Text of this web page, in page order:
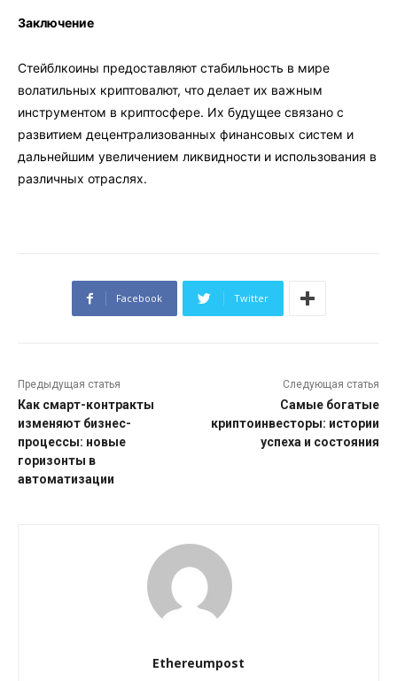
Заключение
Стейблкоины предоставляют стабильность в мире
волатильных криптовалют, что делает их важным
инструментом в криптосфере. Их будущее связано с
развитием децентрализованных финансовых систем и
дальнейшим увеличением ликвидности и использования в
различных отраслях.
Facebook Twitter
Предыдущая статья
Как смарт-контракты
изменяют бизнес-
процессы: новые
горизонты в
автоматизации
Следующая статья
Самые богатые
криптоинвесторы: истории
успеха и состояния
Ethereumpost